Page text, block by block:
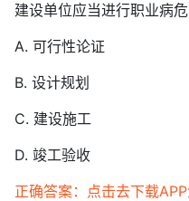
建设单位应当进行职业病危
A. 可行性论证
B. 设计规划
C. 建设施工
D. 竣工验收
正确答案：点击去下载